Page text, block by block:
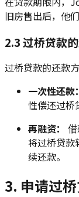
旧房售出后，他
2.3 过桥贷款
过桥贷款的还款
一次性还款：
性偿还过桥
再融资：
将过桥贷款
续还款。
3. 申请过